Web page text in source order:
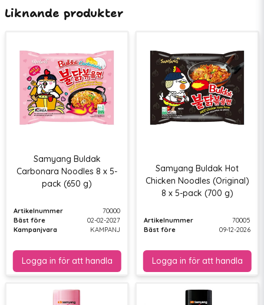
Liknande produkter
Samyang Buldak
Carbonara Noodles 8 x 5-
pack (650 g)
Artikelnummer
70000
Bäst före
02-02-2027
Kampanjvara
KAMPANJ
Samyang Buldak Hot
Chicken Noodles (Original)
8 x 5-pack (700 g)
Artikelnummer
70005
Bäst före
09-12-2026